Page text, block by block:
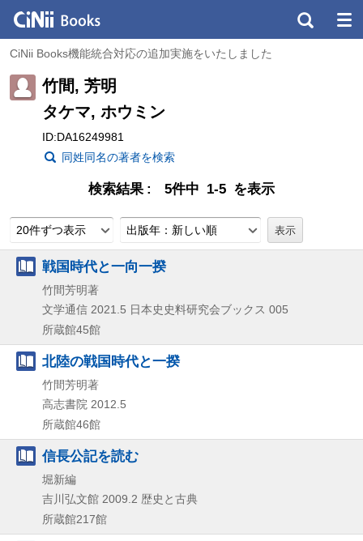
CiNii Books機能統合対応の追加実施をいたしました
竹間, 芳明
タケマ, ホウミン
ID:DA16249981
同姓同名の著者を検索
検索結果 5件中 1-5 を表示
20件ずつ表示 出版年：新しい順
戦国時代と一向一揆
竹間芳明著
文学通信 2021.5 日本史史料研究会ブックス 005
所蔵館45館
北陸の戦国時代と一揆
竹間芳明著
高志書院 2012.5
所蔵館46館
信長公記を読む
堀新編
吉川弘文館 2009.2 歴史と古典
所蔵館217館